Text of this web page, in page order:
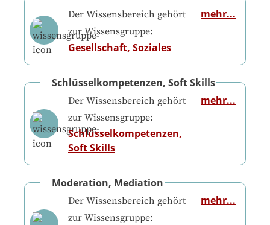
Der Wissensbereich gehört
zur Wissensgruppe:
Gesellschaft, Soziales
mehr...
Schlüsselkompetenzen, Soft Skills
Der Wissensbereich gehört
zur Wissensgruppe:
Schlüsselkompetenzen,
Soft Skills
mehr...
Moderation, Mediation
Der Wissensbereich gehört
zur Wissensgruppe:
mehr...